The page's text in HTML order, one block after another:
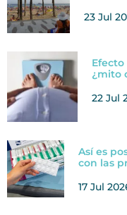
23 Jul
¿mito
22 Jul
Así es
con las
17 Jul